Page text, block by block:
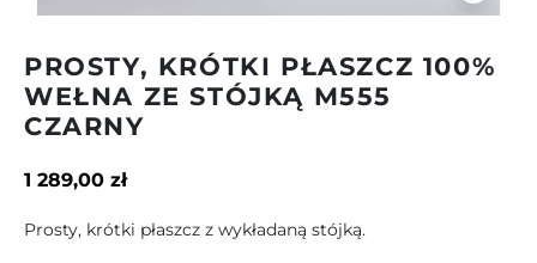
PROSTY, KRÓTKI PŁASZCZ 100%
WEŁNA ZE STÓJKĄ M555
CZARNY
1 289,00 zł
Prosty, krótki płaszcz z wykładaną stójką.